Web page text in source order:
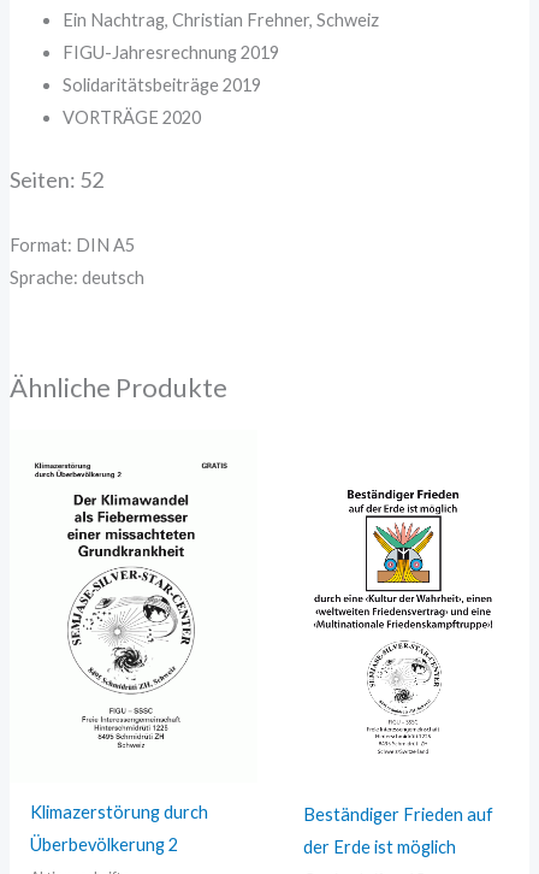
Ein Nachtrag, Christian Frehner, Schweiz
FIGU-Jahresrechnung 2019
Solidaritätsbeiträge 2019
VORTRÄGE 2020
Seiten: 52
Format: DIN A5
Sprache: deutsch
Ähnliche Produkte
Klimazerstörung durch
Überbevölkerung 2
Beständiger Frieden auf
der Erde ist möglich